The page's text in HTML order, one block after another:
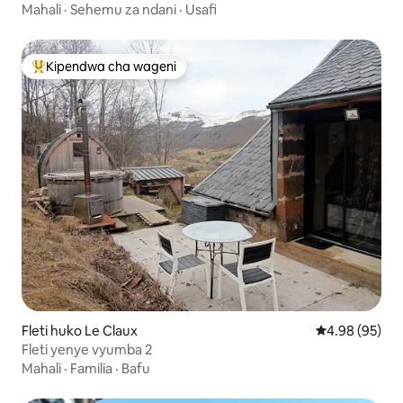
Mahali · Sehemu za ndani · Usafi
Kipendwa maarufu cha wageni
Kipendwa cha wageni
Fleti huko Le Claux Ukadiriaji wa
4.98 (95)
Fleti yenye vyumba 2
Mahali · Familia · Bafu